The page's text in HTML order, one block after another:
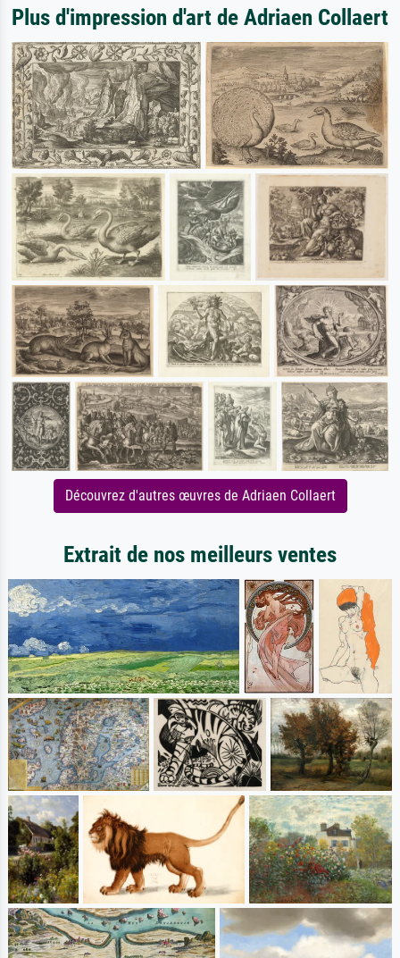
Plus d'impression d'art de Adriaen Collaert
Découvrez d'autres œuvres de Adriaen Collaert
Extrait de nos meilleurs ventes